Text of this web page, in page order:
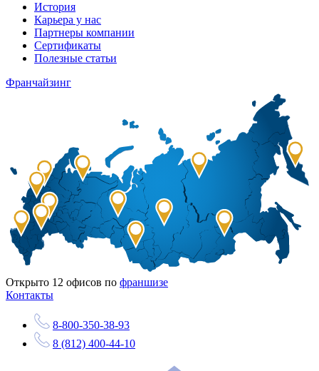
История
Карьера у нас
Партнеры компании
Сертификаты
Полезные статьи
Франчайзинг
Открыто 12 офисов по франшизе
Контакты
8-800-350-38-93
8 (812) 400-44-10